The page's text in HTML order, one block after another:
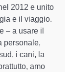
2012 e unito
e il viaggio.
– a usare il
personale,
i cani, la
amo